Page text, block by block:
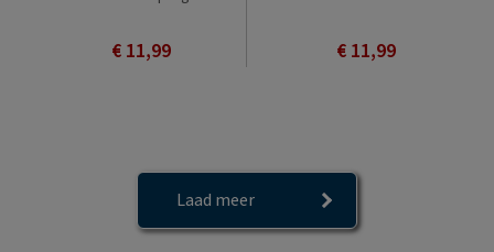
€ 11,99 € 11,99
Laad meer